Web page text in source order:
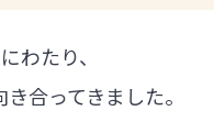
わたり、
合ってきました。